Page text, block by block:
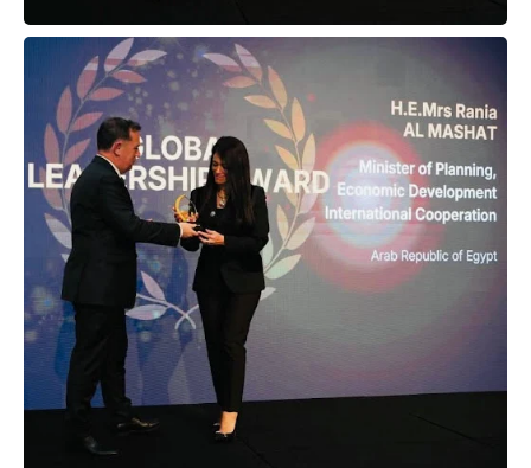
خدمات
الصحه والجمال
فن المطبخ
مقالات